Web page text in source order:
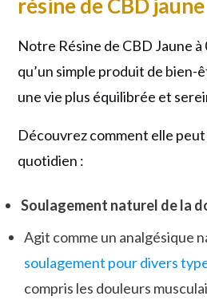
résine de CBD jaune
Notre Résine de CBD Jaune
qu’un simple produit de bien-
une vie plus équilibrée et
Découvrez comment elle
quotidien :
Soulagement naturel de la
Agit comme un analgésique
soulagement pour divers
compris les douleurs